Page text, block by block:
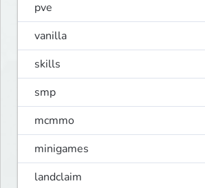
pve
vanilla
skills
smp
mcmmo
minigames
landclaim